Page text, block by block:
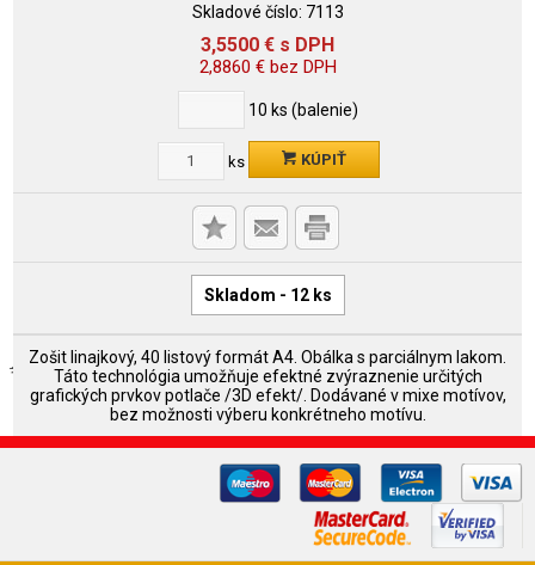
Skladové číslo: 7113
3,5500 € s DPH
2,8860 €bez DPH
10 ks (balenie)
ks KÚPIŤ
Skladom - 12 ks
Zošit linajkový, 40 listový formát A4. Obálka s parciálnym lakom.
Táto technológia umožňuje efektné zvýraznenie určitých
grafických prvkov potlače /3D efekt/. Dodávané v mixe motívov,
bez možnosti výberu konkrétneho motívu.